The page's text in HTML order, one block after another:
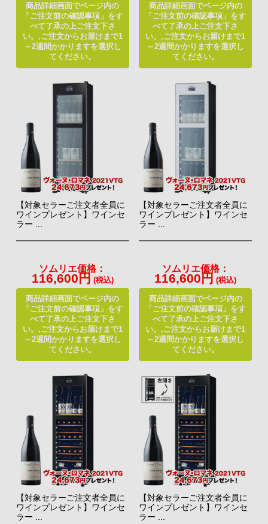
商品詳細画面でページ内の
「ご注文前の確認事項」をす
べて了承の上ご注文下さ
い。,ご注文からお届けまで1
～2週間かかりますを選択し
てください。
商品詳細画面でページ内の
「ご注文前の確認事項」をす
べて了承の上ご注文下さ
い。,ご注文からお届けまで1
～2週間かかりますを選択し
てください。
【対象セラーご注文者全員に
ワインプレゼント】ワインセ
ラー ...
ソムリエ価格：
116,600円 (税込)
商品詳細画面でページ内の
「ご注文前の確認事項」をす
べて了承の上ご注文下さ
い。,ご注文からお届けまで1
～2週間かかりますを選択し
てください。
【対象セラーご注文者全員に
ワインプレゼント】ワインセ
ラー ...
ソムリエ価格：
116,600円 (税込)
商品詳細画面でページ内の
「ご注文前の確認事項」をす
べて了承の上ご注文下さ
い。,ご注文からお届けまで1
～2週間かかりますを選択し
てください。
【対象セラーご注文者全員に
ワインプレゼント】ワインセ
ラー ...
【対象セラーご注文者全員に
ワインプレゼント】ワインセ
ラー ...